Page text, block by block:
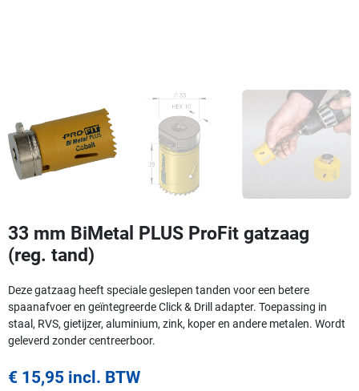
33 mm BiMetal PLUS ProFit gatzaag
(reg. tand)
Deze gatzaag heeft speciale geslepen tanden voor een betere
spaanafvoer en geïntegreerde Click & Drill adapter. Toepassing in
staal, RVS, gietijzer, aluminium, zink, koper en andere metalen. Wordt
geleverd zonder centreerboor.
€ 15,95 incl. BTW